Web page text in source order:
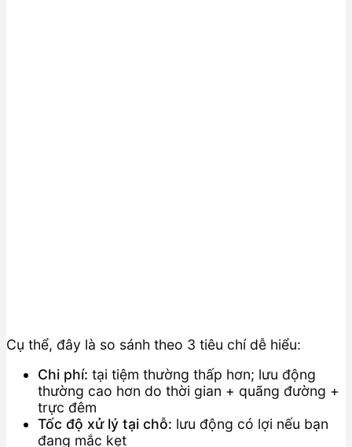
Cụ thể, đây là so sánh theo 3 tiêu chí dễ hiểu:
Chi phí: tại tiệm thường thấp hơn; lưu động
thường cao hơn do thời gian + quãng đường +
trực đêm
Tốc độ xử lý tại chỗ: lưu động có lợi nếu bạn
đang mắc kẹt